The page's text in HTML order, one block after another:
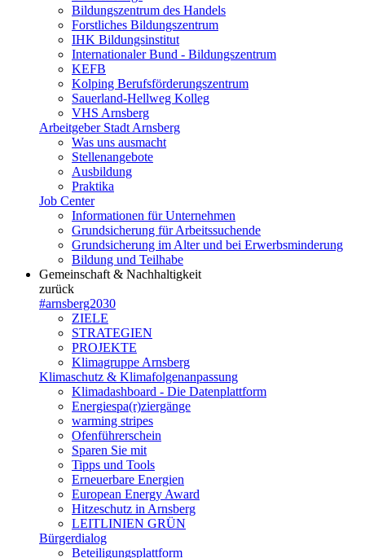
Bildungszentrum des Handels
Forstliches Bildungszentrum
IHK Bildungsinstitut
Internationaler Bund - Bildungszentrum
KEFB
Kolping Berufsförderungszentrum
Sauerland-Hellweg Kolleg
VHS Arnsberg
Arbeitgeber Stadt Arnsberg
Was uns ausmacht
Stellenangebote
Ausbildung
Praktika
Job Center
Informationen für Unternehmen
Grundsicherung für Arbeitssuchende
Grundsicherung im Alter und bei Erwerbsminderung
Bildung und Teilhabe
Gemeinschaft & Nachhaltigkeit
zurück
#arnsberg2030
ZIELE
STRATEGIEN
PROJEKTE
Klimagruppe Arnsberg
Klimaschutz & Klimafolgenanpassung
Klimadashboard - Die Datenplattform
Energiespa(r)ziergänge
warming stripes
Ofenführerschein
Sparen Sie mit
Tipps und Tools
Erneuerbare Energien
European Energy Award
Hitzeschutz in Arnsberg
LEITLINIEN GRÜN
Bürgerdialog
Beteiligungsplattform